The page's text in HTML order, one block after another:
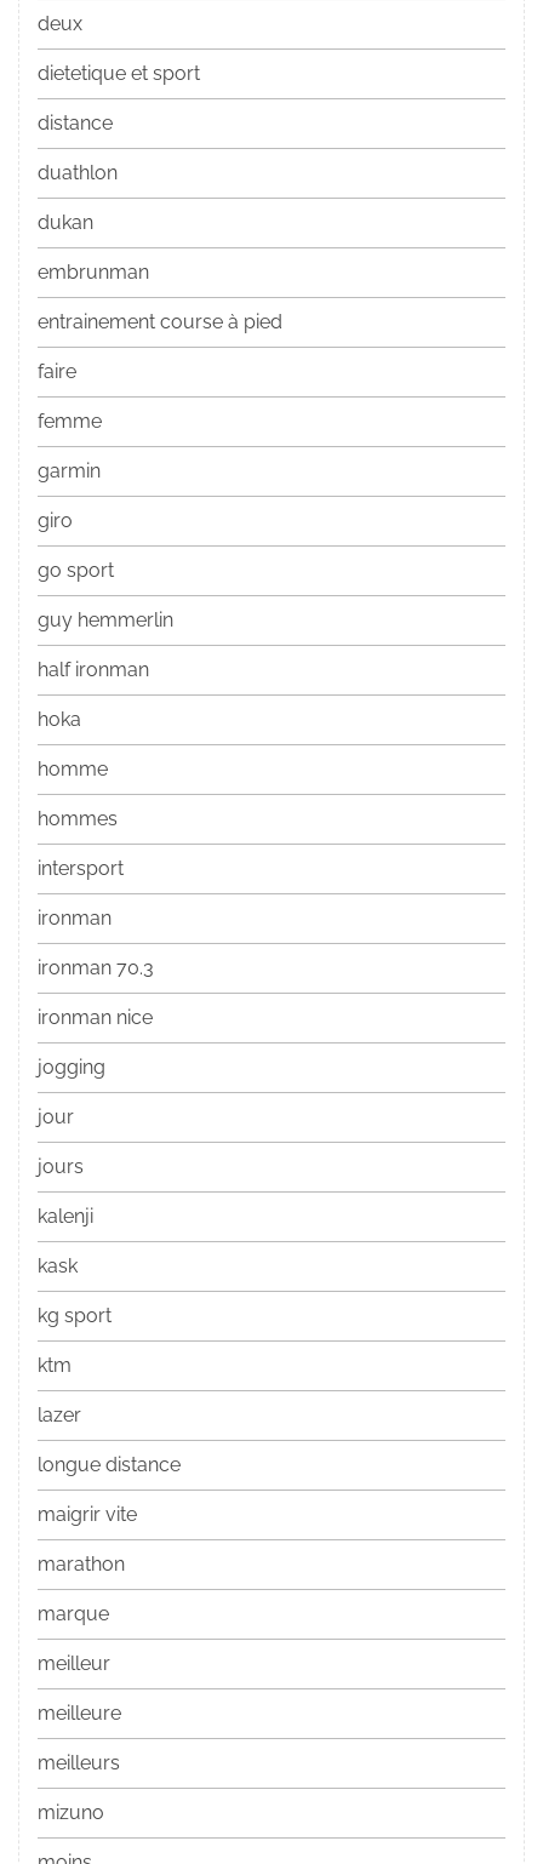
deux
dietetique et sport
distance
duathlon
dukan
embrunman
entrainement course à pied
faire
femme
garmin
giro
go sport
guy hemmerlin
half ironman
hoka
homme
hommes
intersport
ironman
ironman 70.3
ironman nice
jogging
jour
jours
kalenji
kask
kg sport
ktm
lazer
longue distance
maigrir vite
marathon
marque
meilleur
meilleure
meilleurs
mizuno